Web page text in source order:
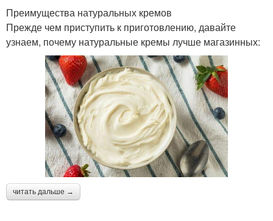
Преимущества натуральных кремов
Прежде чем приступить к приготовлению, давайте
узнаем, почему натуральные кремы лучше магазинных:
читать дальше →